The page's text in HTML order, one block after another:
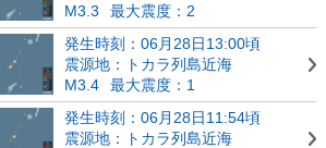
M3.3
最大震度：2
発生時刻：06月28日13:00頃
震源地：トカラ列島近海
M3.4
最大震度：1
発生時刻：06月28日11:54頃
震源地：トカラ列島近海